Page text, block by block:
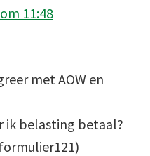
11:48
met AOW en
ik belasting betaal?